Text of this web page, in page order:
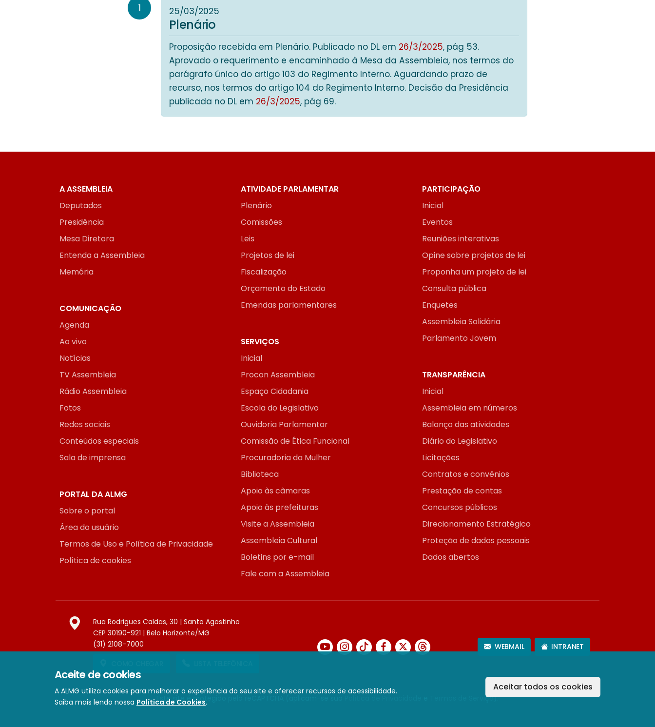
Aceite de cookies
A ALMG utiliza cookies para melhorar a experiência do seu site e oferecer recursos de acessibilidade.
Saiba mais lendo nossa Política de Cookies.
Aceitar todos os cookies
1 25/03/2025
Plenário
Proposição recebida em Plenário. Publicado no DL em 26/3/2025, pág 53.
Aprovado o requerimento e encaminhado à Mesa da Assembleia, nos termos do
parágrafo único do artigo 103 do Regimento Interno. Aguardando prazo de
recurso, nos termos do artigo 104 do Regimento Interno. Decisão da Presidência
publicada no DL em 26/3/2025, pág 69.
A ASSEMBLEIA
Deputados
Presidência
Mesa Diretora
Entenda a Assembleia
Memória
ATIVIDADE PARLAMENTAR
Plenário
Comissões
Leis
Projetos de lei
Fiscalização
Orçamento do Estado
Emendas parlamentares
PARTICIPAÇÃO
Inicial
Eventos
Reuniões interativas
Opine sobre projetos de lei
Proponha um projeto de lei
Consulta pública
Enquetes
Assembleia Solidária
Parlamento Jovem
COMUNICAÇÃO
Agenda
Ao vivo
Notícias
TV Assembleia
Rádio Assembleia
Fotos
Redes sociais
Conteúdos especiais
Sala de imprensa
SERVIÇOS
Inicial
Procon Assembleia
Espaço Cidadania
Escola do Legislativo
Ouvidoria Parlamentar
Comissão de Ética Funcional
Procuradoria da Mulher
Biblioteca
Apoio às câmaras
Apoio às prefeituras
Visite a Assembleia
Assembleia Cultural
Boletins por e-mail
Fale com a Assembleia
TRANSPARÊNCIA
Inicial
Assembleia em números
Balanço das atividades
Diário do Legislativo
Licitações
Contratos e convênios
Prestação de contas
Concursos públicos
Direcionamento Estratégico
Proteção de dados pessoais
Dados abertos
PORTAL DA ALMG
Sobre o portal
Área do usuário
Termos de Uso e Política de Privacidade
Política de cookies
Rua Rodrigues Caldas, 30 | Santo Agostinho
CEP 30190-921 | Belo Horizonte/MG
(31) 2108-7000
WEBMAIL INTRANET
Este site é protegido pelo reCAPTCHA (aplicam-se sua Termos de Serviço).